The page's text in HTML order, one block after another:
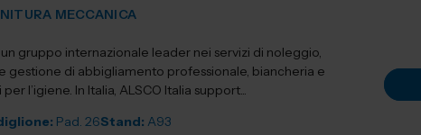
MECCANICA
un gruppo internazionale leader nei servizi di noleggio,
gestione di abbigliamento professionale, biancheria e
l’igiene. In Italia, ALSCO Italia support...
Pad. 26Stand: A93